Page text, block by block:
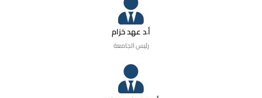
أ.د عهد خزام
رئيس الجامعة